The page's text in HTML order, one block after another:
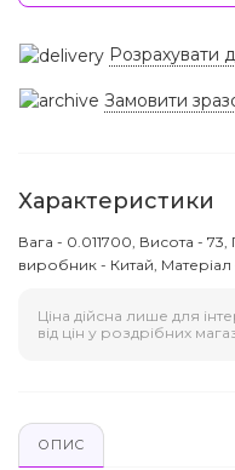
Розрахувати
Замовити
Характеристики
Вага - 0.011700, Висота -
виробник - Китай,
Ціна дійсна лише для
від цін у роздрібних
ОПИС